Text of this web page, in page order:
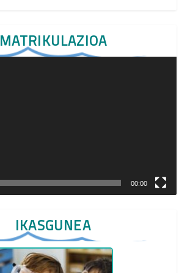
MATRIKULAZIOA
00:00
IKASGUNEA